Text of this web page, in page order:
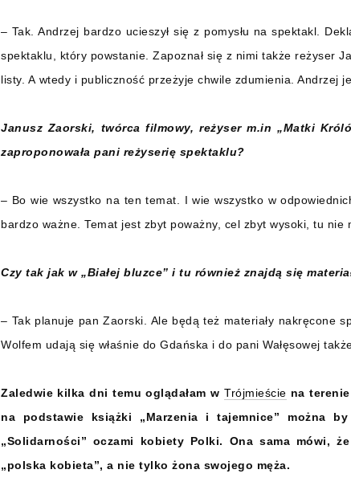
– Tak. Andrzej bardzo ucieszył się z pomysłu na spektakl.
spektaklu, który powstanie. Zapoznał się z nimi także reżyser
listy. A wtedy i publiczność przeżyje chwile zdumienia. Andrzej
Janusz Zaorski, twórca filmowy, reżyser m.in „Matki
zaproponowała pani reżyserię spektaklu?
– Bo wie wszystko na ten temat. I wie wszystko w
bardzo ważne. Temat jest zbyt poważny, cel zbyt wysoki, tu
Czy tak jak w „Białej bluzce” i tu również znajdą się
– Tak planuje pan Zaorski. Ale będą też materiały nakręcone
Wolfem udają się właśnie do Gdańska i do pani Wałęsowej
Zaledwie kilka dni temu oglądałam wTrójmieście na
na podstawie książki „Marzenia i tajemnice” można
„Solidarności” oczami kobiety Polki. Ona sama mówi,
„polska kobieta”, a nie tylko żona swojego męża.